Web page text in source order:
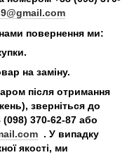
повернення ми:
на заміну.
після отримання
зверніться до
370-62-87 або
. У випадку
якості, ми